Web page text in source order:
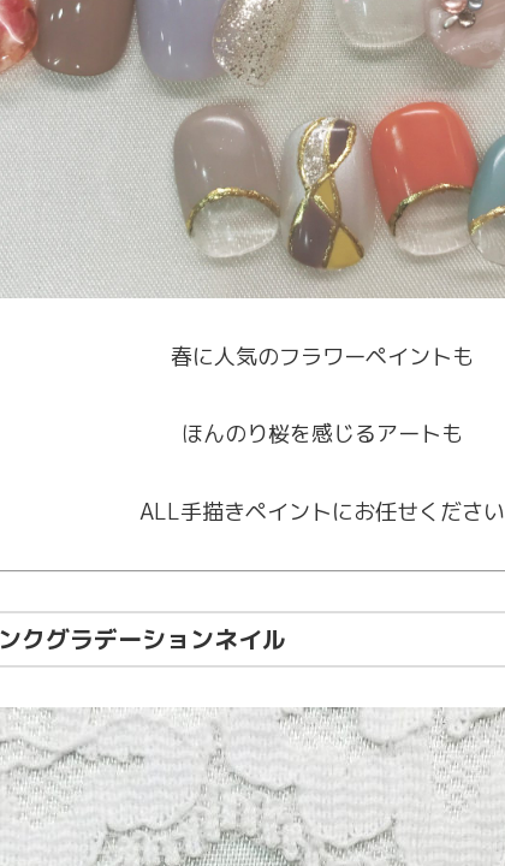
春に人気のフラワーペイントも
ほんのり桜を感じるアートも
ALL手描きペイントにお任せください
クグラデーションネイル